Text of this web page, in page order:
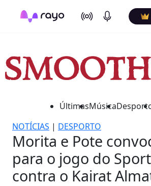
On Air Podcasts
ÚltimasMúsica
NOTÍCIAS | DESPORTO
Morita e Pote
para o jogo do
contra o Kairat